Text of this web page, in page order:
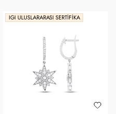
IGI ULUSLARARASI SERTIFIKA